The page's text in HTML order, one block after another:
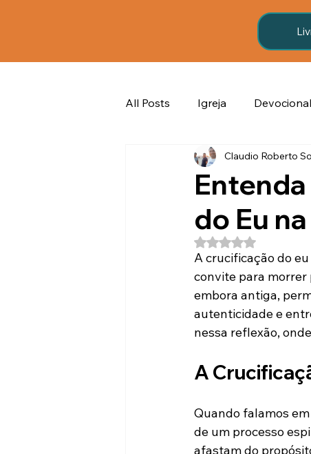
All Posts Igreja Devocional
Álcool e vida cristã
espiritualidade prática O
do Eu
Claudio Roberto
Avaliado com NaN
A crucificação do
convite para morrer
embora antiga,
autenticidade e
nessa reflexão,
A
Quando falamos
de um processo
afastam do